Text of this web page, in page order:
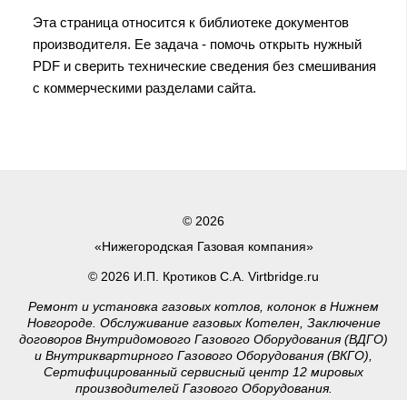
Эта страница относится к библиотеке документов
производителя. Ее задача - помочь открыть нужный
PDF и сверить технические сведения без смешивания
с коммерческими разделами сайта.
© 2026
«Нижегородская Газовая компания»
© 2026 И.П. Кротиков С.А. Virtbridge.ru
Ремонт и установка газовых котлов, колонок в Нижнем
Новгороде. Обслуживание газовых Котелен, Заключение
договоров Внутридомового Газового Оборудования (ВДГО)
и Внутриквартирного Газового Оборудования (ВКГО),
Сертифицированный сервисный центр 12 мировых
производителей Газового Оборудования.